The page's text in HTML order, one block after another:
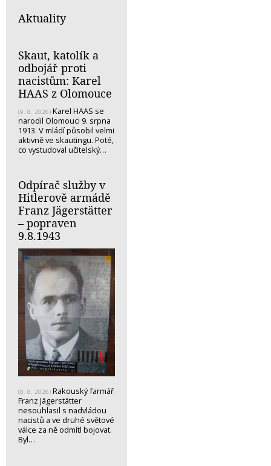
Aktuality
Skaut, katolík a
odbojář proti
nacistům: Karel
HAAS z Olomouce
(9. 8. 2026) Karel HAAS se
narodil Olomouci 9. srpna
1913. V mládí působil velmi
aktivně ve skautingu. Poté,
co vystudoval učitelský…
Odpírač služby v
Hitlerově armádě
Franz Jägerstätter
– popraven
9.8.1943
(8. 8. 2026) Rakouský farmář
Franz Jägerstätter
nesouhlasil s nadvládou
nacistů a ve druhé světové
válce za ně odmítl bojovat.
Byl…